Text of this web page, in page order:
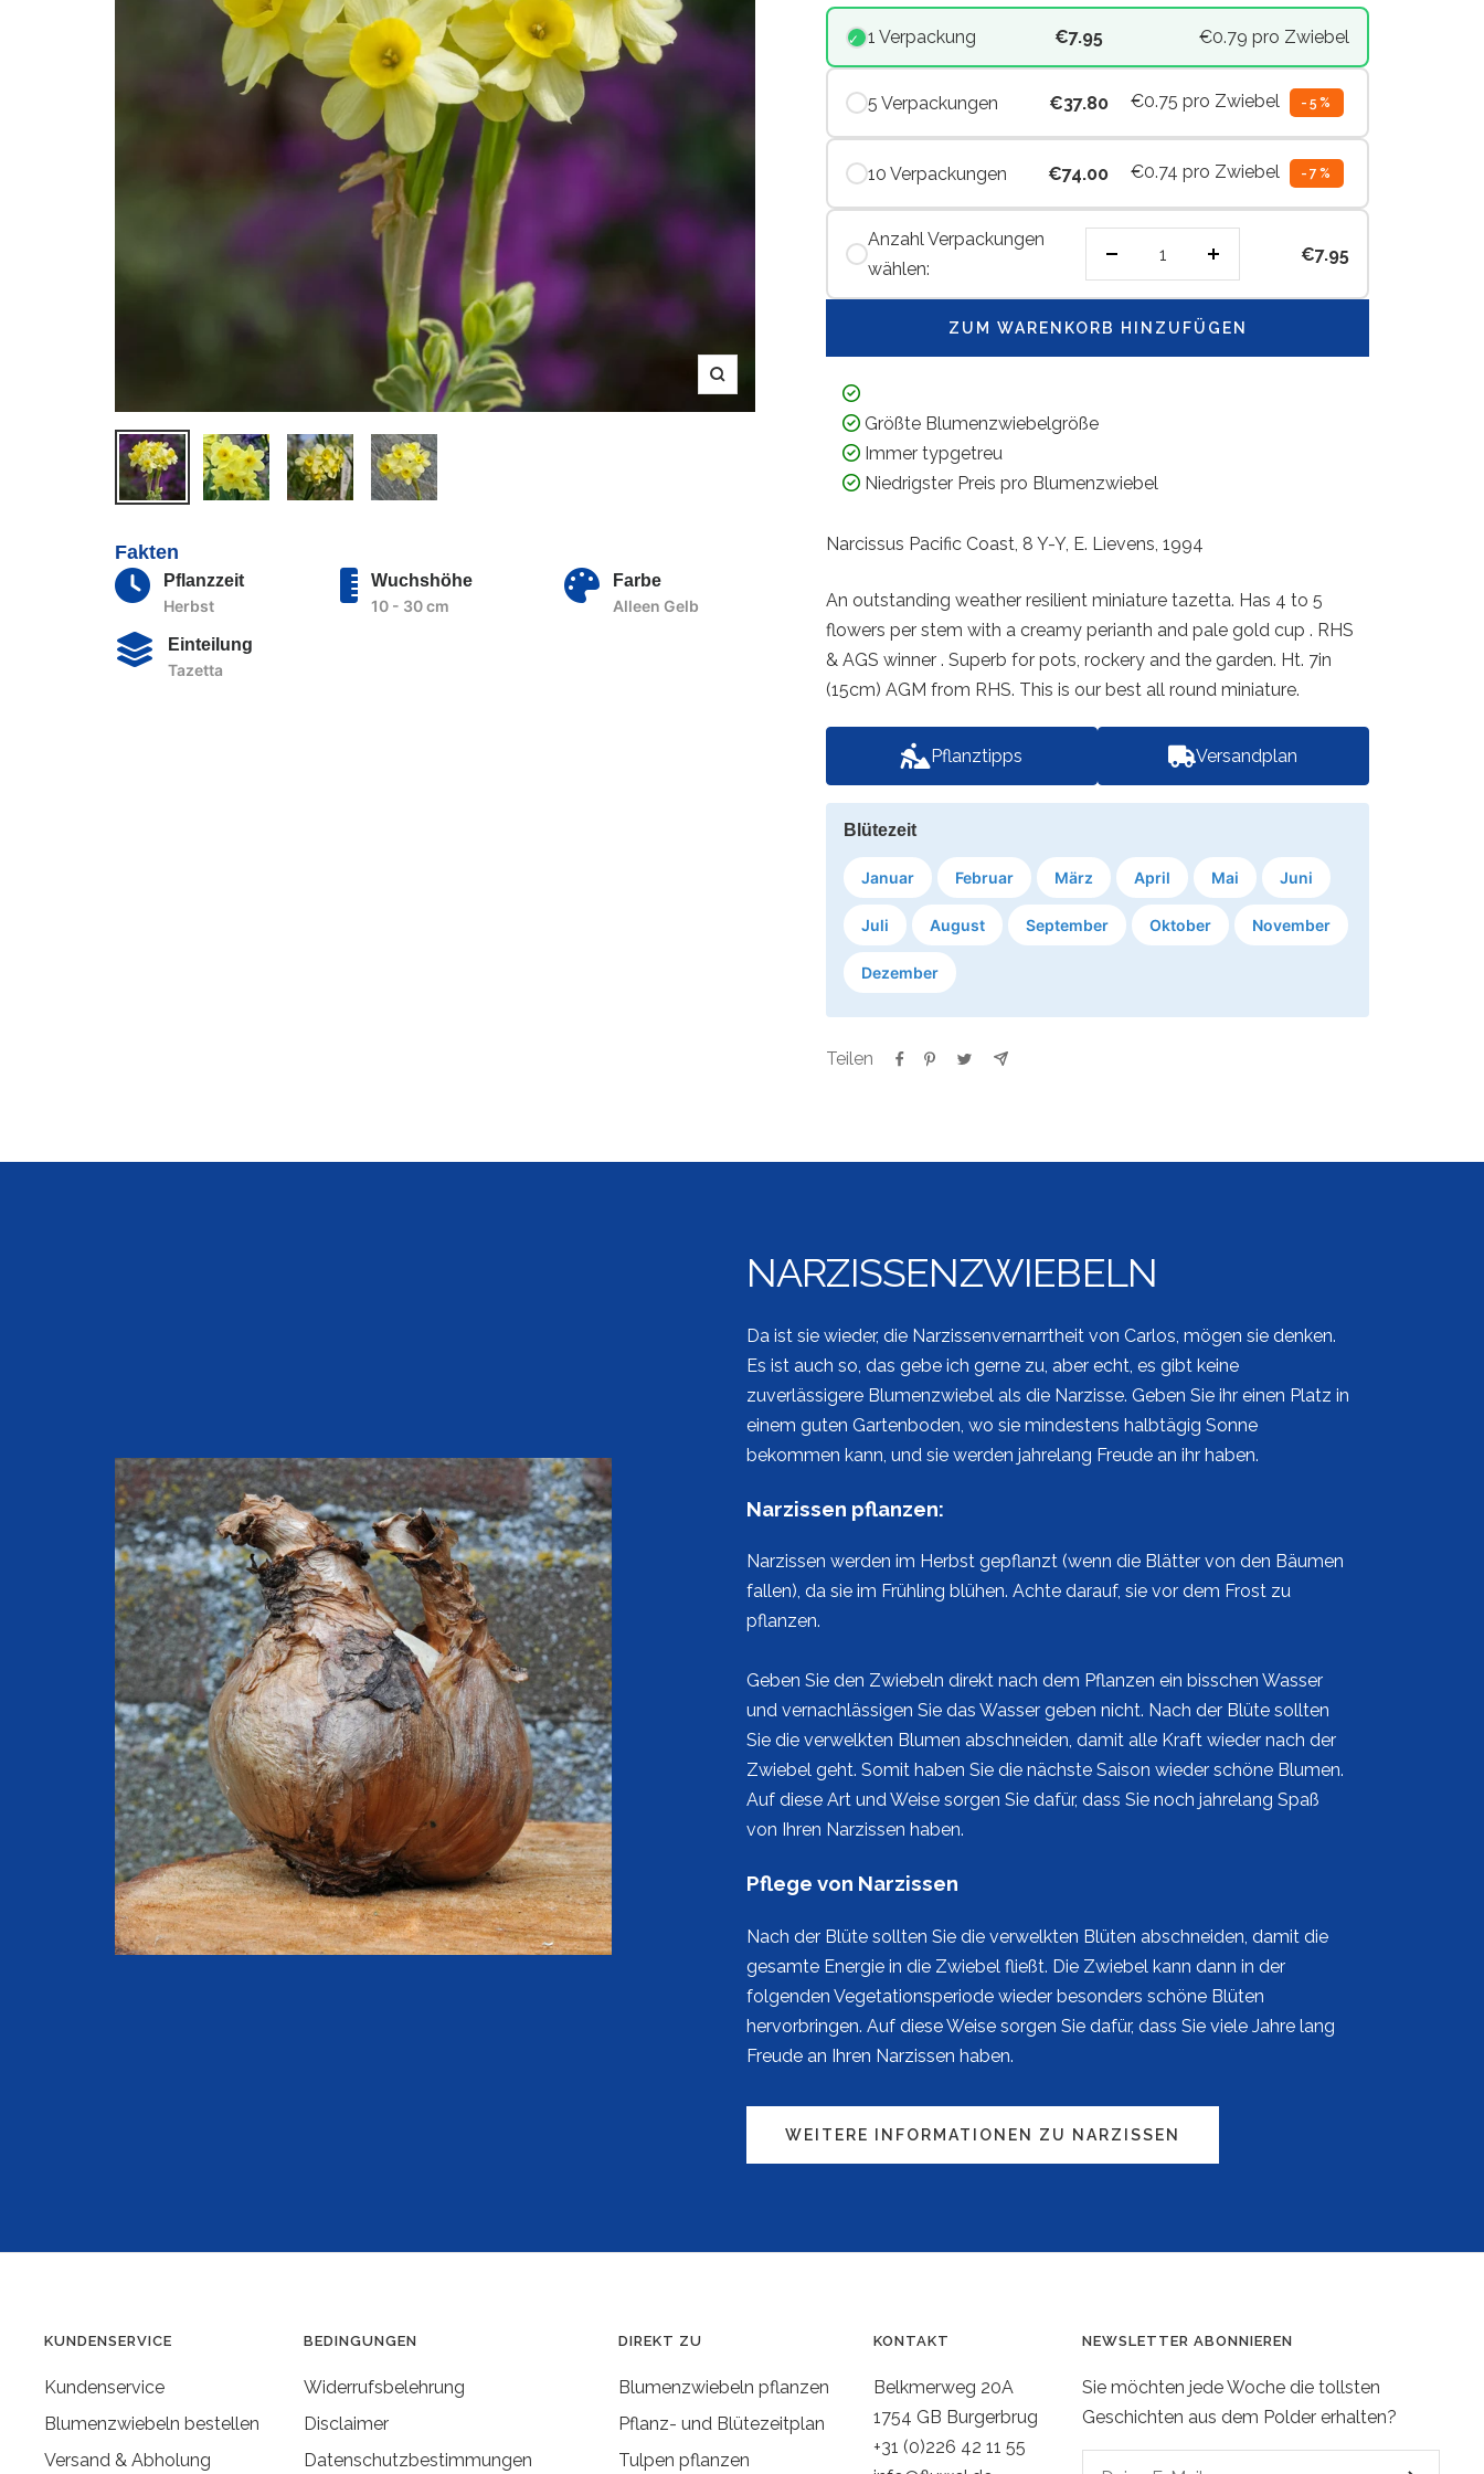
Zoom
Fakten
Pflanzzeit
Herbst
Wuchshöhe
10 - 30 cm
Farbe
Alleen Gelb
Einteilung
Tazetta
1 Verpackung €7.95 €0.79 pro Zwiebel
5 Verpackungen €37.80 €0.75 pro Zwiebel -5%
10 Verpackungen €74.00 €0.74 pro Zwiebel -7%
Anzahl Verpackungen
wählen:
verringern
Menge
€7.95
ZUM WARENKORB HINZUFÜGEN
Größte Blumenzwiebelgröße
Immer typgetreu
Niedrigster Preis pro Blumenzwiebel
Narcissus Pacific Coast, 8 Y-Y, E. Lievens, 1994
An outstanding weather resilient miniature tazetta. Has 4 to 5
flowers per stem with a creamy perianth and pale gold cup . RHS
& AGS winner . Superb for pots, rockery and the garden. Ht. 7in
(15cm) AGM from RHS. This is our best all round miniature.
Pflanztipps Versandplan
Blütezeit
Januar Februar März April Mai Juni
Juli August September Oktober November
Dezember
Teilen
NARZISSENZWIEBELN
Da ist sie wieder, die Narzissenvernarrtheit von Carlos, mögen sie denken.
Es ist auch so, das gebe ich gerne zu, aber echt, es gibt keine
zuverlässigere Blumenzwiebel als die Narzisse. Geben Sie ihr einen Platz in
einem guten Gartenboden, wo sie mindestens halbtägig Sonne
bekommen kann, und sie werden jahrelang Freude an ihr haben.
Narzissen pflanzen:
Narzissen werden im Herbst gepflanzt (wenn die Blätter von den Bäumen
fallen), da sie im Frühling blühen. Achte darauf, sie vor dem Frost zu
pflanzen.
Geben Sie den Zwiebeln direkt nach dem Pflanzen ein bisschen Wasser
und vernachlässigen Sie das Wasser geben nicht. Nach der Blüte sollten
Sie die verwelkten Blumen abschneiden, damit alle Kraft wieder nach der
Zwiebel geht. Somit haben Sie die nächste Saison wieder schöne Blumen.
Auf diese Art und Weise sorgen Sie dafür, dass Sie noch jahrelang Spaß
von Ihren Narzissen haben.
Pflege von Narzissen
Nach der Blüte sollten Sie die verwelkten Blüten abschneiden, damit die
gesamte Energie in die Zwiebel fließt. Die Zwiebel kann dann in der
folgenden Vegetationsperiode wieder besonders schöne Blüten
hervorbringen. Auf diese Weise sorgen Sie dafür, dass Sie viele Jahre lang
Freude an Ihren Narzissen haben.
WEITERE INFORMATIONEN ZU NARZISSEN
KUNDENSERVICE
Kundenservice
Blumenzwiebeln bestellen
Versand & Abholung
BEDINGUNGEN
Widerrufsbelehrung
Disclaimer
Datenschutzbestimmungen
DIREKT ZU
Blumenzwiebeln pflanzen
Pflanz- und Blütezeitplan
Tulpen pflanzen
KONTAKT
Belkmerweg 20A
1754 GB Burgerbrug
+31 (0)226 42 11 55
NEWSLETTER ABONNIEREN
Sie möchten jede Woche die tollsten
Geschichten aus dem Polder erhalten?